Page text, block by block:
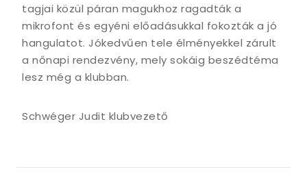
tagjai közül páran magukhoz ragadták a
mikrofont és egyéni előadásukkal fokozták a jó
hangulatot. Jókedvűen tele élményekkel zárult
a nőnapi rendezvény, mely sokáig beszédtéma
lesz még a klubban.
Schwéger Judit klubvezető